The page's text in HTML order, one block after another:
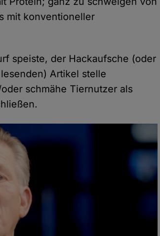
mit konventioneller
speiste, der Hackaufsche (oder
Artikel stelle
schmähe Tiernutzer als